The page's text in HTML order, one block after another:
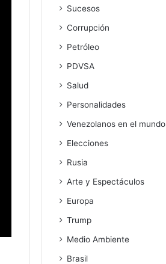
Sucesos
Corrupción
Petróleo
PDVSA
Salud
Personalidades
Venezolanos en el mundo
Elecciones
Rusia
Arte y Espectáculos
Europa
Trump
Medio Ambiente
Brasil